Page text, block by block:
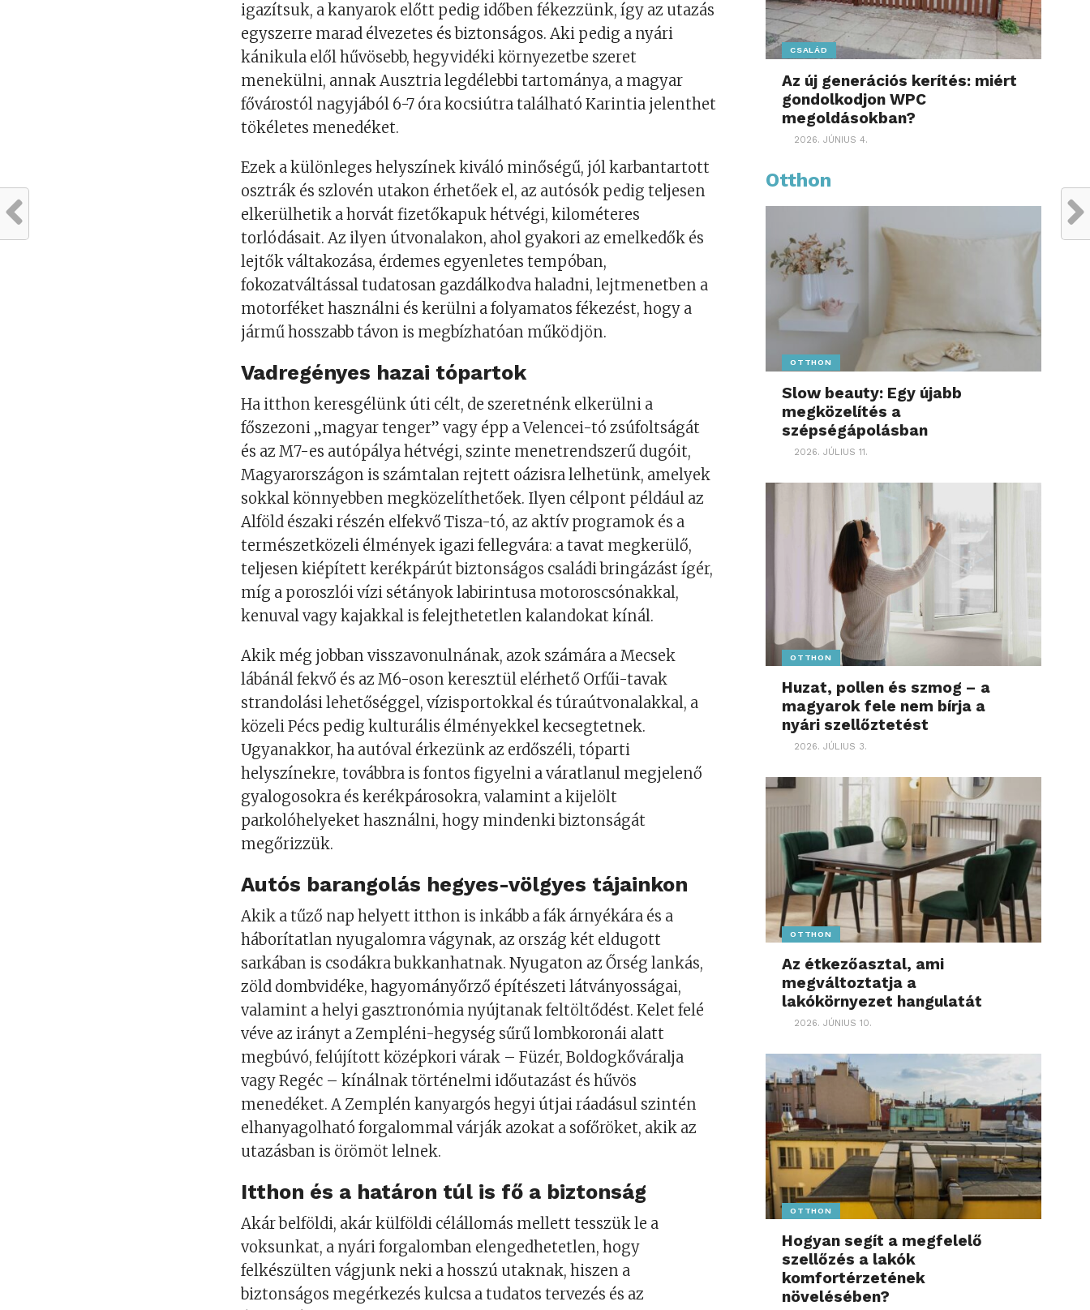
igazítsuk, a kanyarok előtt pedig időben fékezzünk, így az utazás
egyszerre marad élvezetes és biztonságos. Aki pedig a nyári
kánikula elől hűvösebb, hegyvidéki környezetbe szeret
menekülni, annak Ausztria legdélebbi tartománya, a magyar
fővárostól nagyjából 6-7 óra kocsiútra található Karintia jelenthet
tökéletes menedéket.
Ezek a különleges helyszínek kiváló minőségű, jól karbantartott
osztrák és szlovén utakon érhetőek el, az autósók pedig teljesen
elkerülhetik a horvát fizetőkapuk hétvégi, kilométeres
torlódásait. Az ilyen útvonalakon, ahol gyakori az emelkedők és
lejtők váltakozása, érdemes egyenletes tempóban,
fokozatváltással tudatosan gazdálkodva haladni, lejtmenetben a
motorféket használni és kerülni a folyamatos fékezést, hogy a
jármű hosszabb távon is megbízhatóan működjön.
Vadregényes hazai tópartok
Ha itthon keresgélünk úti célt, de szeretnénk elkerülni a
főszezoni „magyar tenger” vagy épp a Velencei-tó zsúfoltságát
és az M7-es autópálya hétvégi, szinte menetrendszerű dugóit,
Magyarországon is számtalan rejtett oázisra lelhetünk, amelyek
sokkal könnyebben megközelíthetőek. Ilyen célpont például az
Alföld északi részén elfekvő Tisza-tó, az aktív programok és a
természetközeli élmények igazi fellegvára: a tavat megkerülő,
teljesen kiépített kerékpárút biztonságos családi bringázást ígér,
míg a poroszlói vízi sétányok labirintusa motoroscsónakkal,
kenuval vagy kajakkal is felejthetetlen kalandokat kínál.
Akik még jobban visszavonulnának, azok számára a Mecsek
lábánál fekvő és az M6-oson keresztül elérhető Orfűi-tavak
strandolási lehetőséggel, vízisportokkal és túraútvonalakkal, a
közeli Pécs pedig kulturális élményekkel kecsegtetnek.
Ugyanakkor, ha autóval érkezünk az erdőszéli, tóparti
helyszínekre, továbbra is fontos figyelni a váratlanul megjelenő
gyalogosokra és kerékpárosokra, valamint a kijelölt
parkolóhelyeket használni, hogy mindenki biztonságát
megőrizzük.
Autós barangolás hegyes-völgyes tájainkon
Akik a tűző nap helyett itthon is inkább a fák árnyékára és a
háborítatlan nyugalomra vágynak, az ország két eldugott
sarkában is csodákra bukkanhatnak. Nyugaton az Őrség lankás,
zöld dombvidéke, hagyományőrző építészeti látványosságai,
valamint a helyi gasztronómia nyújtanak feltöltődést. Kelet felé
véve az irányt a Zempléni-hegység sűrű lombkoronái alatt
megbúvó, felújított középkori várak – Füzér, Boldogkőváralja
vagy Regéc – kínálnak történelmi időutazást és hűvös
menedéket. A Zemplén kanyargós hegyi útjai ráadásul szintén
elhanyagolható forgalommal várják azokat a sofőröket, akik az
utazásban is örömöt lelnek.
Itthon és a határon túl is fő a biztonság
Akár belföldi, akár külföldi célállomás mellett tesszük le a
voksunkat, a nyári forgalomban elengedhetetlen, hogy
felkészülten vágjunk neki a hosszú utaknak, hiszen a
biztonságos megérkezés kulcsa a tudatos tervezés és az
CSALÁD
Az új generációs kerítés: miért
gondolkodjon WPC
megoldásokban?
2026. JÚNIUS 4.
Otthon
OTTHON
Slow beauty: Egy újabb
megközelítés a
szépségápolásban
2026. JÚLIUS 11.
OTTHON
Huzat, pollen és szmog – a
magyarok fele nem bírja a
nyári szellőztetést
2026. JÚLIUS 3.
OTTHON
Az étkezőasztal, ami
megváltoztatja a
lakókörnyezet hangulatát
2026. JÚNIUS 10.
OTTHON
Hogyan segít a megfelelő
szellőzés a lakók
komfortérzetének
növelésében?